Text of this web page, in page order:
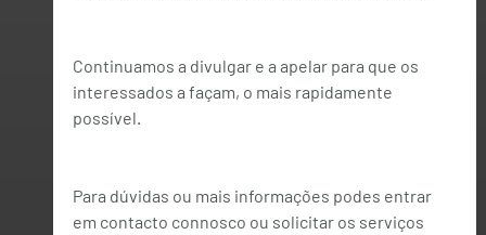
Continuamos a divulgar e a apelar para que os
interessados a façam, o mais rapidamente
possível.
Para dúvidas ou mais informações podes entrar
em contacto connosco ou solicitar os serviços